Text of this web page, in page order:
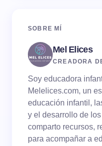
SOBRE MÍ
Mel Elices
CREADORA
Soy educadora
Melelices.com, un
educación infantil,
y el desarrollo de
comparto recursos,
para acompañar a